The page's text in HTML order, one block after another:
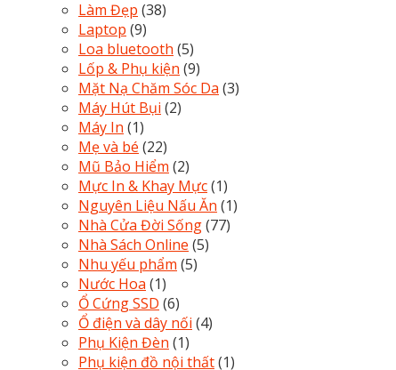
Làm Đẹp (38)
Laptop (9)
Loa bluetooth (5)
Lốp & Phụ kiện (9)
Mặt Nạ Chăm Sóc Da (3)
Máy Hút Bụi (2)
Máy In (1)
Mẹ và bé (22)
Mũ Bảo Hiểm (2)
Mực In & Khay Mực(1)
Nguyên Liệu Nấu Ăn (1)
Nhà Cửa Đời Sống(77)
Nhà Sách Online (5)
Nhu yếu phẩm (5)
Nước Hoa (1)
Ổ Cứng SSD (6)
Ổ điện và dây nối (4)
Phụ Kiện Đèn (1)
Phụ kiện đồ nội thất(1)